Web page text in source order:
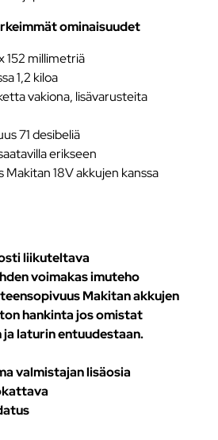
ominaisuudet
152 millimetriä
1,2 kiloa
vakiona, lisävarusteita
71 desibeliä
erikseen
18V akkujen kanssa
liikuteltava
voimakas imuteho
Makitan akkujen
hankinta jos omistat
ja laturin entuudestaan.
valmistajan lisäosia